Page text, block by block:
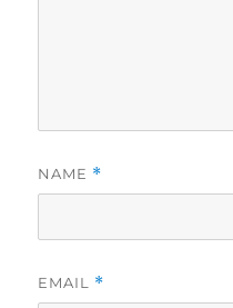
NAME *
EMAIL *